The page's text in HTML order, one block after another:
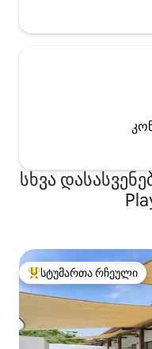
სხვა
სტუმართა რჩეული
სტუმართა რჩეული